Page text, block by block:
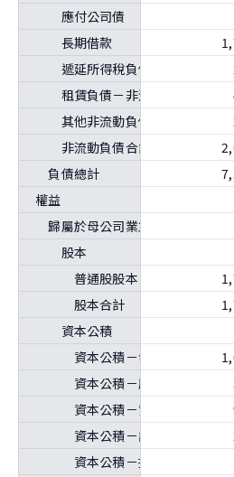
應付公司債
長期借款
遞延所得稅負債
租賃負債－非流動
其他非流動負債
非流動負債合計
負債總計
權益
歸屬於母公司業主之權益
股本
普通股股本
股本合計
資本公積
資本公積－發行溢價
資本公積－庫藏股票交易
資本公積－實際取得或處分子
資本公積－認列對子公司所有
資本公積－採用權益法認列關